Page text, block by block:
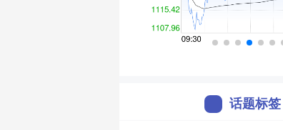
话题标签